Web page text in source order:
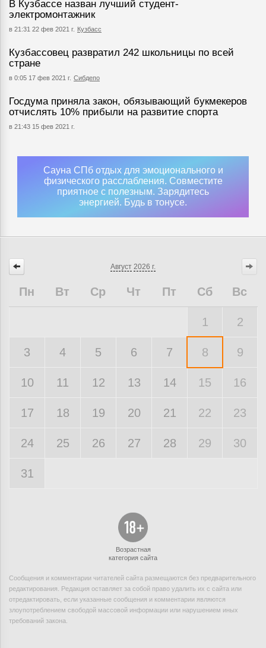
В Кузбассе назван лучший студент-
электромонтажник
в 21:31 22 фев 2021 г. Кузбасс
Кузбассовец развратил 242 школьницы по всей
стране
в 0:05 17 фев 2021 г. Сибдепо
Госдума приняла закон, обязывающий букмекеров
отчислять 10% прибыли на развитие спорта
в 21:43 15 фев 2021 г.
Сауна СПб отдых для эмоционального и
физического расслабления. Совместите
приятное с полезным. Зарядитесь
энергией. Будь в тонусе.
Август 2026 г.
Пн Вт Ср Чт Пт Сб Вс
1 2
3 4 5 6 7 8 9
10 11 12 13 14 15 16
17 18 19 20 21 22 23
24 25 26 27 28 29 30
31
Возрастная
категория сайта
Сообщения и комментарии читателей сайта размещаются без предварительного
редактирования. Редакция оставляет за собой право удалить их с сайта или
отредактировать, если указанные сообщения и комментарии являются
злоупотреблением свободой массовой информации или нарушением иных
требований закона.